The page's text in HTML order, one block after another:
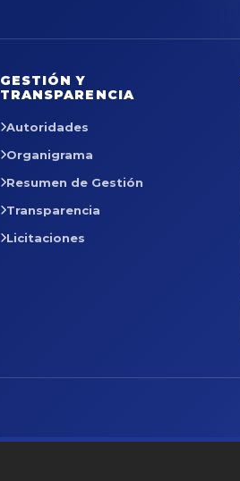
GESTIÓN Y
TRANSPARENCIA
Autoridades
Organigrama
Resumen de Gestión
Transparencia
Licitaciones